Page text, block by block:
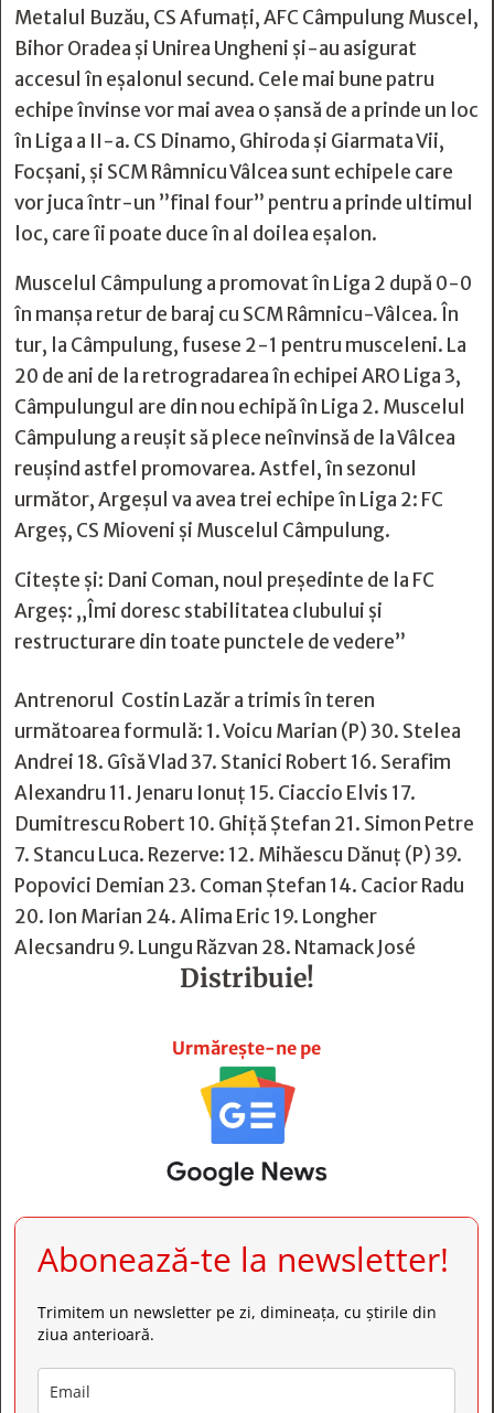
Metalul Buzău, CS Afumați, AFC Câmpulung Muscel,
Bihor Oradea și Unirea Ungheni și-au asigurat
accesul în eșalonul secund. Cele mai bune patru
echipe învinse vor mai avea o șansă de a prinde un loc
în Liga a II-a. CS Dinamo, Ghiroda și Giarmata Vii,
Focșani, și SCM Râmnicu Vâlcea sunt echipele care
vor juca într-un ”final four” pentru a prinde ultimul
loc, care îi poate duce în al doilea eșalon.
Muscelul Câmpulung a promovat în Liga 2 după 0-0
în manșa retur de baraj cu SCM Râmnicu-Vâlcea. În
tur, la Câmpulung, fusese 2-1 pentru musceleni. La
20 de ani de la retrogradarea în echipei ARO Liga 3,
Câmpulungul are din nou echipă în Liga 2. Muscelul
Câmpulung a reușit să plece neînvinsă de la Vâlcea
reușind astfel promovarea. Astfel, în sezonul
următor, Argeșul va avea trei echipe în Liga 2: FC
Argeș, CS Mioveni și Muscelul Câmpulung.
Citește și: Dani Coman, noul preşedinte de la FC
Argeş: „Îmi doresc stabilitatea clubului şi
restructurare din toate punctele de vedere”
Antrenorul Costin Lazăr a trimis în teren
următoarea formulă: 1. Voicu Marian (P) 30. Stelea
Andrei 18. Gîsă Vlad 37. Stanici Robert 16. Serafim
Alexandru 11. Jenaru Ionuț 15. Ciaccio Elvis 17.
Dumitrescu Robert 10. Ghiță Ștefan 21. Simon Petre
7. Stancu Luca. Rezerve: 12. Mihăescu Dănuț (P) 39.
Popovici Demian 23. Coman Ștefan 14. Cacior Radu
20. Ion Marian 24. Alima Eric 19. Longher
Alecsandru 9. Lungu Răzvan 28. Ntamack José
Distribuie!
Urmărește-ne pe
Abonează-te la newsletter!
Trimitem un newsletter pe zi, dimineața, cu știrile din
ziua anterioară.